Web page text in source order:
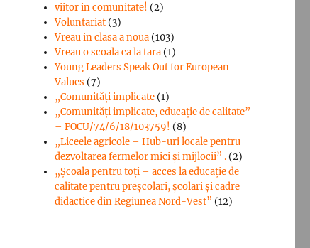
viitor in comunitate! (2)
Voluntariat (3)
Vreau in clasa a noua (103)
Vreau o scoala ca la tara (1)
Young Leaders Speak Out for European
Values (7)
„Comunități implicate (1)
„Comunități implicate, educație de calitate”
– POCU/74/6/18/103759! (8)
„Liceele agricole – Hub-uri locale pentru
dezvoltarea fermelor mici şi mijlocii” . (2)
„Școala pentru toți – acces la educație de
calitate pentru preșcolari, școlari și cadre
didactice din Regiunea Nord-Vest” (12)